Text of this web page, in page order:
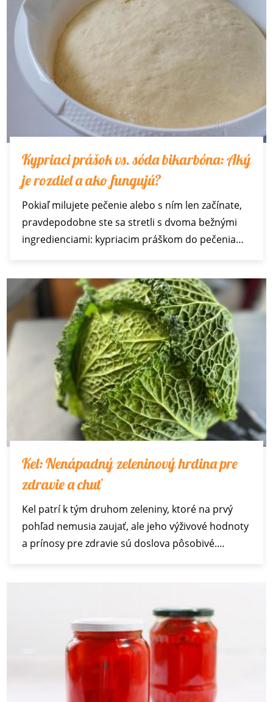
Kypriaci prášok vs. sóda bikarbóna: Aký
je rozdiel a ako fungujú?
Pokiaľ milujete pečenie alebo s ním len začínate,
pravdepodobne ste sa stretli s dvoma bežnými
ingredienciami: kypriacim práškom do pečenia…
Kel: Nenápadný zeleninový hrdina pre
zdravie a chuť
Kel patrí k tým druhom zeleniny, ktoré na prvý
pohľad nemusia zaujať, ale jeho výživové hodnoty
a prínosy pre zdravie sú doslova pôsobivé.…